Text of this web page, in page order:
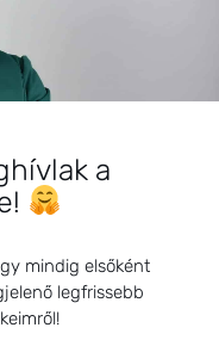
a
mindig elsőként
legfrissebb